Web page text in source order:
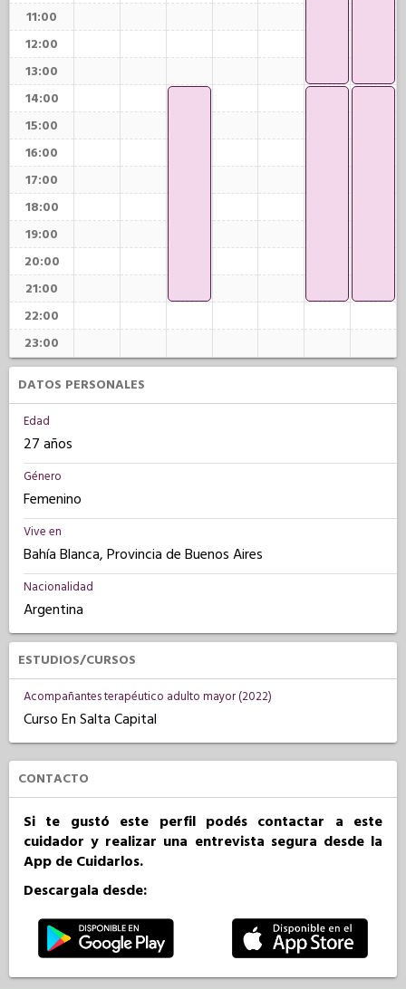
11:00
12:00
13:00
14:00
15:00
16:00
17:00
18:00
19:00
20:00
21:00
22:00
23:00
DATOS PERSONALES
Edad
27 años
Género
Femenino
Vive en
Bahía Blanca, Provincia de Buenos Aires
Nacionalidad
Argentina
ESTUDIOS/CURSOS
Acompañantes terapéutico adulto mayor (2022)
Curso En Salta Capital
CONTACTO
Si te gustó este perfil podés contactar a este
cuidador y realizar una entrevista segura desde la
App de Cuidarlos.
Descargala desde: